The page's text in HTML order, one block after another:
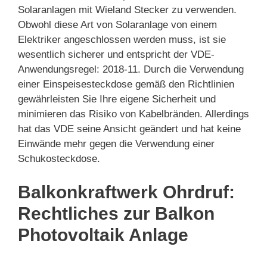
Solaranlagen mit Wieland Stecker zu verwenden.
Obwohl diese Art von Solaranlage von einem
Elektriker angeschlossen werden muss, ist sie
wesentlich sicherer und entspricht der VDE-
Anwendungsregel: 2018-11. Durch die Verwendung
einer Einspeisesteckdose gemäß den Richtlinien
gewährleisten Sie Ihre eigene Sicherheit und
minimieren das Risiko von Kabelbränden. Allerdings
hat das VDE seine Ansicht geändert und hat keine
Einwände mehr gegen die Verwendung einer
Schukosteckdose.
Balkonkraftwerk Ohrdruf:
Rechtliches zur Balkon
Photovoltaik Anlage